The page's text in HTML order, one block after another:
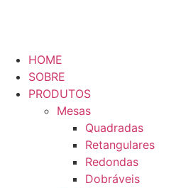
HOME
SOBRE
PRODUTOS
Mesas
Quadradas
Retangulares
Redondas
Dobráveis